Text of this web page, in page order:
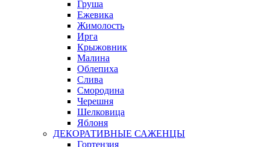
Груша
Ежевика
Жимолость
Ирга
Крыжовник
Малина
Облепиха
Слива
Смородина
Черешня
Шелковица
Яблоня
ДЕКОРАТИВНЫЕ САЖЕНЦЫ
Гортензия